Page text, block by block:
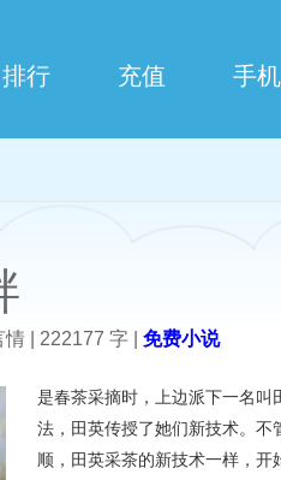
排行 充值 手机
| 222177 字 | 免费小说
是春茶采摘时，上边派下一名
法，田英传授了她们新技术。
顺，田英采茶的新技术一样，